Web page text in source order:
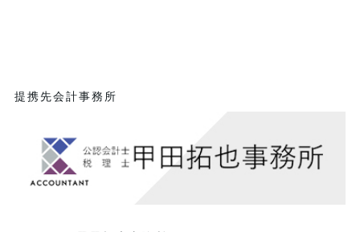
提携先会計事務所